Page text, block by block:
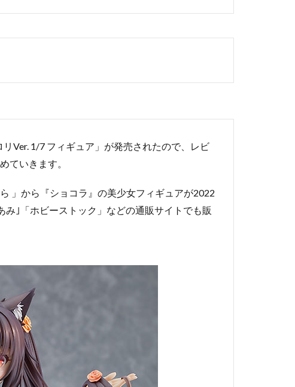
Ver. 1/7 フィギュア」が発売されたので、レビ
ていきます。
」から『ショコラ』の美少女フィギュアが2022
｣「ホビーストック」などの通販サイトでも販